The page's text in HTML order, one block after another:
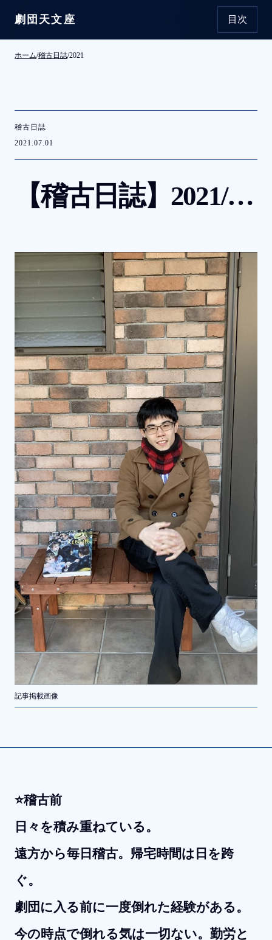
本文へ移動
劇団天文座 目次
ホーム/稽古日誌/2021
稽古日誌
2021.07.01
【稽古日誌】 2021/6/30
記事掲載画像
⭐️稽古前
日々を積み重ねている。
遠方から毎日稽古。帰宅時間は日を跨
ぐ。
劇団に入る前に一度倒れた経験がある。
今の時点で倒れる気は一切ない。勤労と